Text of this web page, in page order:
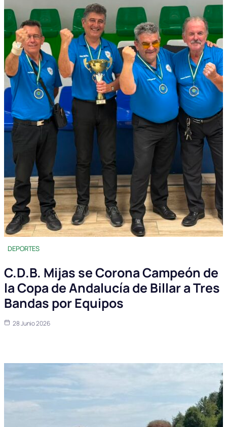
DEPORTES
C.D.B. Mijas se Corona Campeón de
la Copa de Andalucía de Billar a Tres
Bandas por Equipos
28 Junio 2026